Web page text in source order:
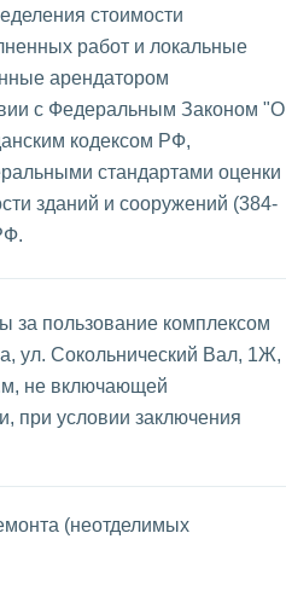
стоимости
работ и локальные
арендатором
с Федеральным Законом "О
кодексом РФ,
стандартами оценки
зданий и сооружений (384-
за пользование комплексом
ул. Сокольнический Вал, 1Ж,
не включающей
при условии заключения
(неотделимых